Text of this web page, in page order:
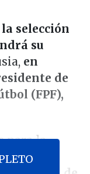
selección
su
en
de
(FPF),
para la
ha